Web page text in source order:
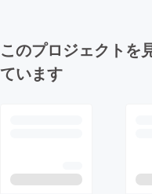
このプロジェクトを
ています